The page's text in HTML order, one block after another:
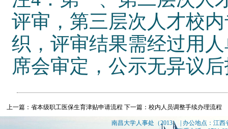
评审，第三层次人才校
织，评审结果需经过用
席会审定，公示无异议
上一篇：省本级职工医保生育津贴申请流程 下一篇：校内人员调整手续办理流程
南昌大学人事处（2013） | 办公地点：江